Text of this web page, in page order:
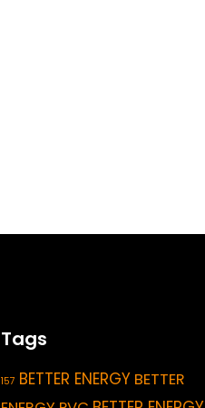
Tags
157 BETTER ENERGY BETTER